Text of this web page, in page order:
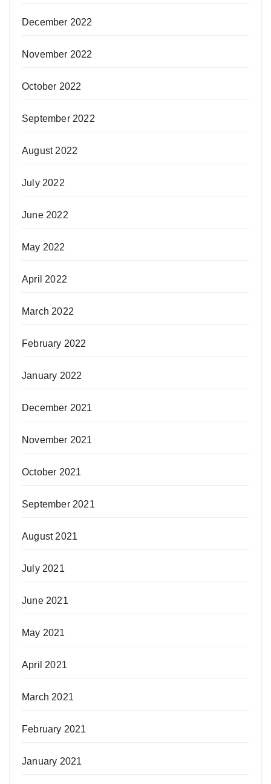
December 2022
November 2022
October 2022
September 2022
August 2022
July 2022
June 2022
May 2022
April 2022
March 2022
February 2022
January 2022
December 2021
November 2021
October 2021
September 2021
August 2021
July 2021
June 2021
May 2021
April 2021
March 2021
February 2021
January 2021